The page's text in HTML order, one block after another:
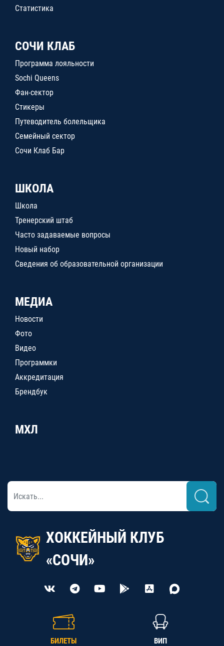
Статистика
СОЧИ КЛАБ
Программа лояльности
Sochi Queens
Фан-сектор
Стикеры
Путеводитель болельщика
Семейный сектор
Сочи Клаб Бар
ШКОЛА
Школа
Тренерский штаб
Часто задаваемые вопросы
Новый набор
Сведения об образовательной организации
МЕДИА
Новости
Фото
Видео
Программки
Аккредитация
Брендбук
МХЛ
ХОККЕЙНЫЙ КЛУБ
«СОЧИ»
БИЛЕТЫ ВИП